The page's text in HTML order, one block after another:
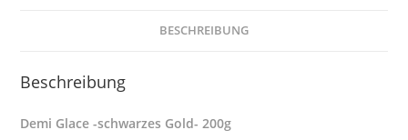
BESCHREIBUNG
Beschreibung
Demi Glace -schwarzes Gold- 200g